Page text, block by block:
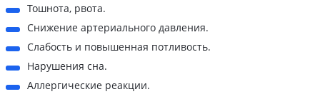
Тошнота, рвота.
Снижение артериального давления.
Слабость и повышенная потливость.
Нарушения сна.
Аллергические реакции.